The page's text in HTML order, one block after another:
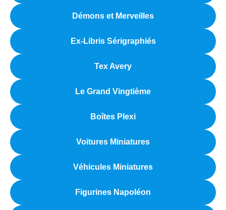
Démons et Merveilles
Ex-Libris Sérigraphiés
Tex Avery
Le Grand Vingtième
Boîtes Plexi
Voitures Miniatures
Véhicules Miniatures
Figurines Napoléon